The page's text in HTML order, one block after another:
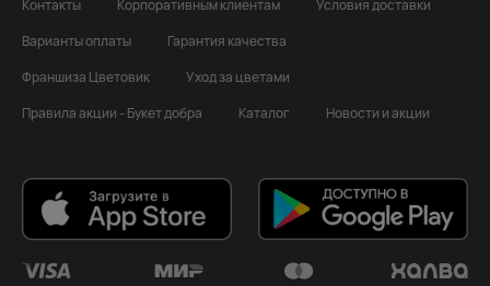
Контакты
Корпоративным клиентам
Условия доставки
Варианты оплаты
Гарантия качества
Франшиза Цветовик
Уход за цветами
Правила акции - Букет добра
Каталог Новости и акции